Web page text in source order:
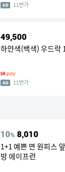
11번가
49,500
하얀색(백색) 우드락
11번가
10% 8,010
1+1 예쁜 면 원피스
방 에이프런